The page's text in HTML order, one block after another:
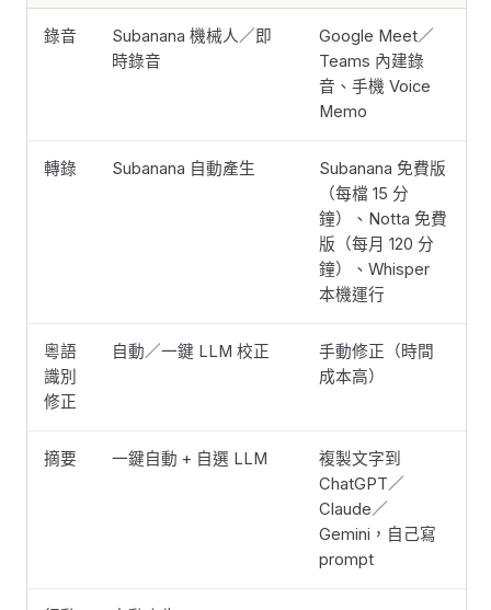
錄音
Subanana 機械人／即
時錄音
Google Meet／
Teams 內建錄
音、手機 Voice
Memo
轉錄 Subanana 自動產生
Subanana 免費版
（每檔 15 分
鐘）、Notta 免費
版（每月 120 分
鐘）、Whisper
本機運行
粵語
識別
修正
自動／一鍵 LLM 校正
手動修正（時間
成本高）
摘要 一鍵自動 + 自選 LLM
複製文字到
ChatGPT／
Claude／
Gemini，自己寫
prompt